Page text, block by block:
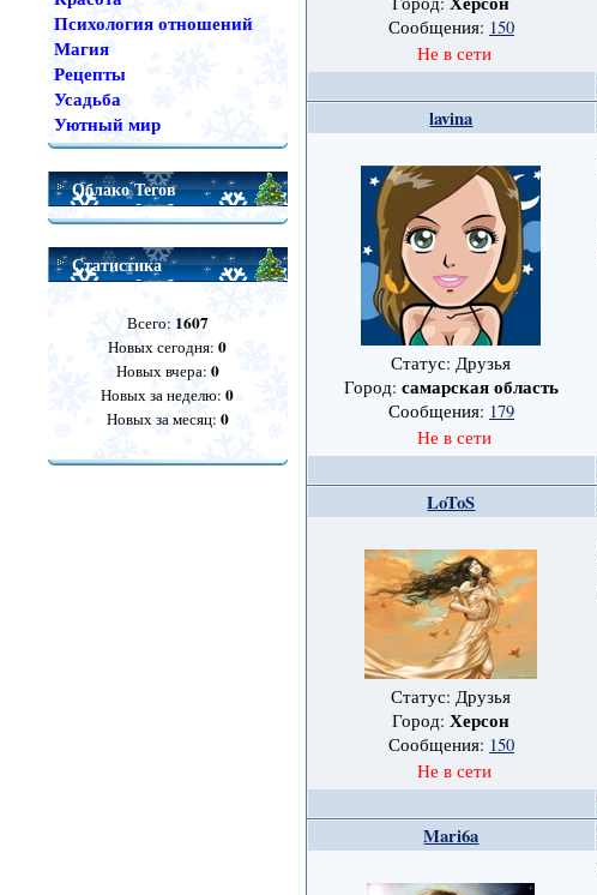
Психология отношений
Магия
Рецепты
Усадьба
Уютный мир
Облако Тегов
Статистика
Всего: 1607
Новых сегодня:0
Новых вчера: 0
Новых за неделю:0
Новых за месяц: 0
Сообщения: 150
Не в сети
lavina
Статус: Друзья
Город: самарская область
Сообщения: 179
Не в сети
LoToS
Статус: Друзья
Город:Херсон
Сообщения: 150
Не в сети
Mari6a